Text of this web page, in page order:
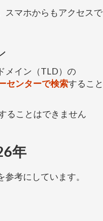
スマホからもアクセスで
メイン（TLD）の
センターで検索すること
ることはできません
年
考にしています。